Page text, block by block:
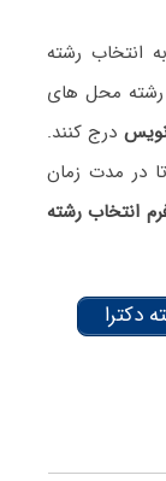
انتخاب رشته
محل های
درج کنند.
در مدت زمان
انتخاب رشته
دکترا